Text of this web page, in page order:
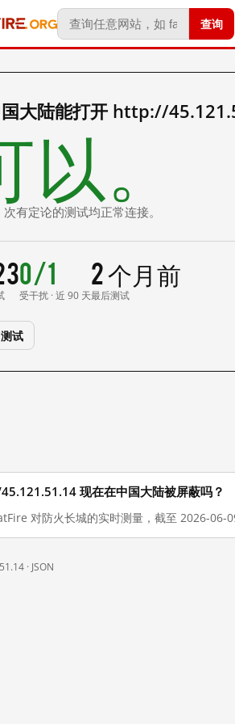
查询
大陆能打开 http://
以。
有定论的测试均正常连接。
0/1
受干扰 · 近 90 天
2 个月前
最后测试
试
现在在中国大陆被屏蔽吗？
对防火长城的实时测量，截至 2026-06-
· JSON